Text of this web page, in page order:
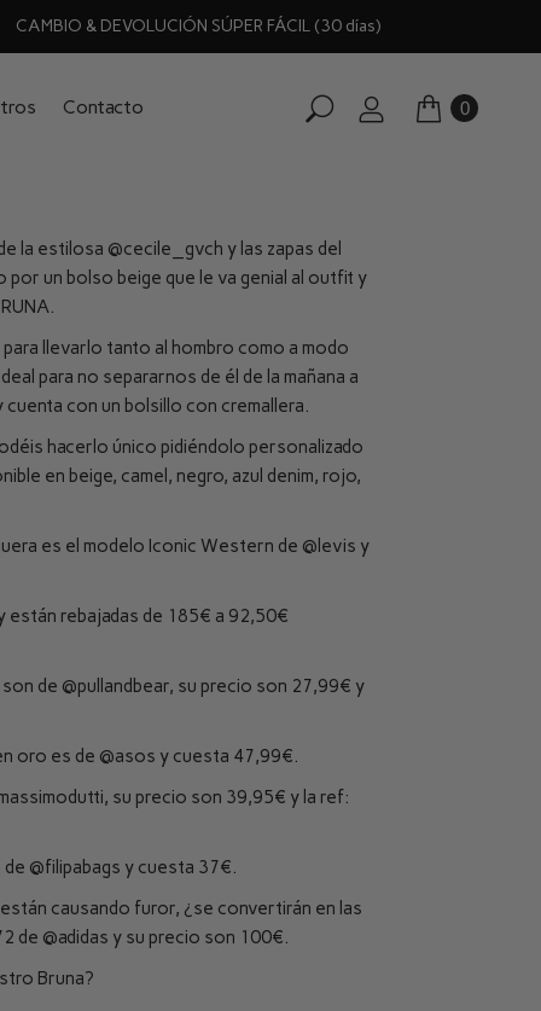
CAMBIO & DEVOLUCIÓN SÚPER FÁCIL (30 días)
Contacto 0
la estilosa @cecile_gvch y las zapas del
por un bolso beige que le va genial al outfit y
llevarlo tanto al hombro como a modo
para no separarnos de él de la mañana a
con un bolsillo con cremallera.
hacerlo único pidiéndolo personalizado
en beige, camel, negro, azul denim, rojo,
es el modelo Iconic Western de @levis y
están rebajadas de 185€ a 92,50€
de @pullandbear, su precio son 27,99€ y
oro es de @asos y cuesta 47,99€.
, su precio son 39,95€ y la ref:
de @filipabags y cuesta 37€.
causando furor, ¿se convertirán en las
de @adidas y su precio son 100€.
Bruna?